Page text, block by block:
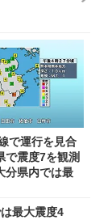
で運行を見合
震度7を観測
県内では最
最大震度4